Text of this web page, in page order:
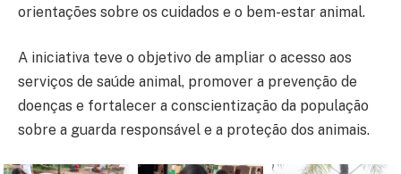
orientações sobre os cuidados e o bem-estar animal.
A iniciativa teve o objetivo de ampliar o acesso aos
serviços de saúde animal, promover a prevenção de
doenças e fortalecer a conscientização da população
sobre a guarda responsável e a proteção dos animais.